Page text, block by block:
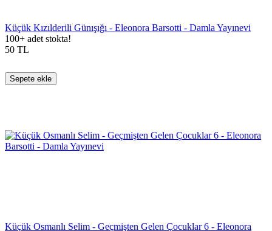
Küçük Kızılderili Günışığı - Eleonora Barsotti - Damla Yayınevi
100+ adet stokta!
50 TL
Sepete ekle
Küçük Osmanlı Selim - Geçmişten Gelen Çocuklar 6 - Eleonora